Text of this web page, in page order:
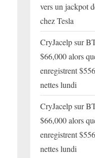
vers un jackpot
chez Tesla
CryJacelpsur
$66,000 alors
enregistrent
nettes lundi
CryJacelpsur
$66,000 alors
enregistrent
nettes lundi